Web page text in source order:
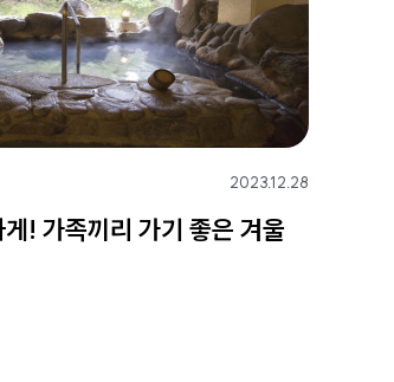
2023.12.28
! 가족끼리 가기 좋은 겨울